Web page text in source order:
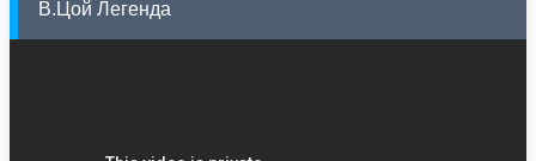
В.Цой Легенда